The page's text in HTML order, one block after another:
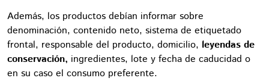
Además, los productos debían informar sobre
denominación, contenido neto, sistema de etiquetado
frontal, responsable del producto, domicilio, leyendas de
conservación, ingredientes, lote y fecha de caducidad o
en su caso el consumo preferente.